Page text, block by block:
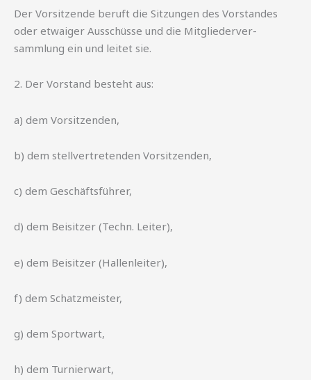
Der Vorsitzende beruft die Sitzungen des Vorstandes
oder etwaiger Ausschüsse und die Mitgliederver-
sammlung ein und leitet sie.
2. Der Vorstand besteht aus:
a) dem Vorsitzenden,
b) dem stellvertretenden Vorsitzenden,
c) dem Geschäftsführer,
d) dem Beisitzer (Techn. Leiter),
e) dem Beisitzer (Hallenleiter),
f) dem Schatzmeister,
g) dem Sportwart,
h) dem Turnierwart,